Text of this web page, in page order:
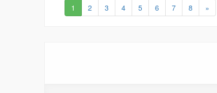
1 2 3 4 5 6 7 8 »